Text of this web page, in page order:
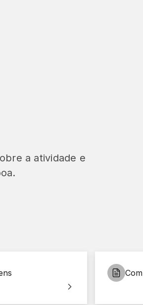
a atividade e